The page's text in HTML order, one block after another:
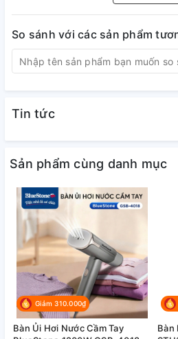
Công suất 1580 W
những nếp nhăn trên
nhanh chóng và
năng
So sánh với các sản phẩm
Tin tức
Sản phẩm cùng danh mục
Giảm 310.000₫
Bàn Ủi Hơi Nước Cầm Tay
Bàn